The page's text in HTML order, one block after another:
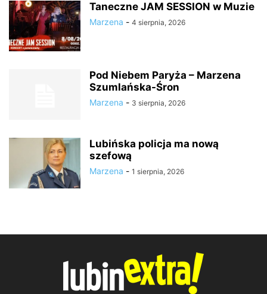
Taneczne JAM SESSION w Muzie
Marzena - 4 sierpnia, 2026
Pod Niebem Paryża – Marzena
Szumlańska-Śron
Marzena - 3 sierpnia, 2026
Lubińska policja ma nową
szefową
Marzena - 1 sierpnia, 2026